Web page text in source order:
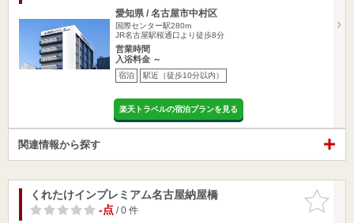
愛知県 / 名古屋市中村区
国際センター駅280m
JR名古屋駅桜通口より徒歩8分
営業時間
入浴料金 ～
宿泊 駅近（徒歩10分以内）
楽天トラベルの宿泊プランを見る
関連情報から探す
お気に入
りに追加
くれたけインプレミアム名古屋納屋橋
-点/ 0 件